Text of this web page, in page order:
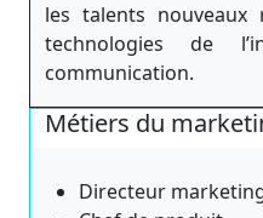
les talents nouveaux
technologies de
communication.
Métiers du
Directeur